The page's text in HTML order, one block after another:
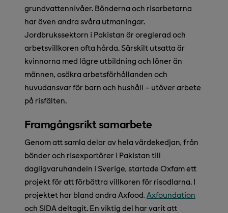
grundvattennivåer. Bönderna och risarbetarna
har även andra svåra utmaningar.
Jordbrukssektorn i Pakistan är oreglerad och
arbetsvillkoren ofta hårda. Särskilt utsatta är
kvinnorna med lägre utbildning och löner än
männen, osäkra arbetsförhållanden och
huvudansvar för barn och hushåll – utöver arbete
på risfälten.
Framgångsrikt samarbete
Genom att samla delar av hela värdekedjan, från
bönder och risexportörer i Pakistan till
dagligvaruhandeln i Sverige, startade Oxfam ett
projekt för att förbättra villkoren för risodlarna. I
projektet har bland andra Axfood, Axfoundation
och SIDA deltagit. En viktig del har varit att